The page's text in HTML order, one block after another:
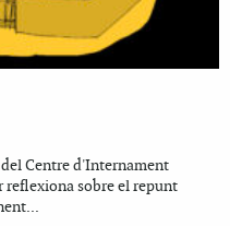
Centre d'Internament
reflexiona sobre el repunt